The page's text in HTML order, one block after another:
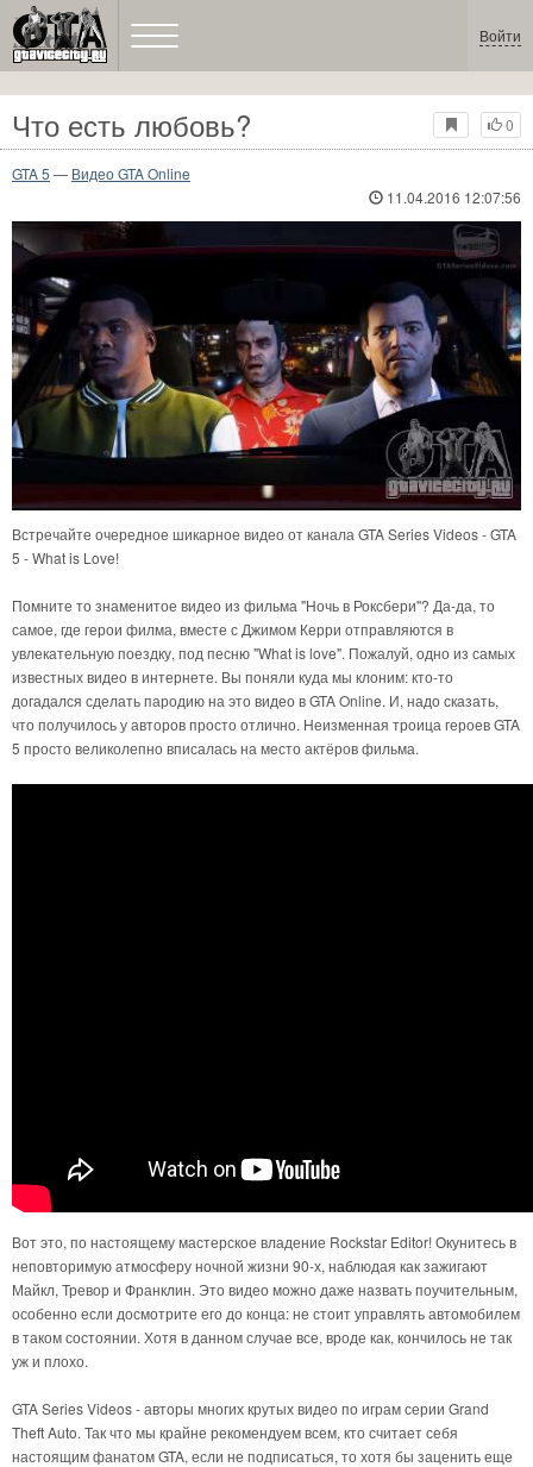
Войти
0
Что есть любовь?
GTA 5 — Видео GTA Online
11.04.2016 12:07:56
Встречайте очередное шикарное видео от канала GTA Series Videos - GTA
5 - What is Love!
Помните то знаменитое видео из фильма "Ночь в Роксбери"? Да-да, то
самое, где герои филма, вместе с Джимом Керри отправляются в
увлекательную поездку, под песню "What is love". Пожалуй, одно из самых
известных видео в интернете. Вы поняли куда мы клоним: кто-то
догадался сделать пародию на это видео в GTA Online. И, надо сказать,
что получилось у авторов просто отлично. Неизменная троица героев GTA
5 просто великолепно вписалась на место актёров фильма.
Вот это, по настоящему мастерское владение Rockstar Editor! Окунитесь в
неповторимую атмосферу ночной жизни 90-х, наблюдая как зажигают
Майкл, Тревор и Франклин. Это видео можно даже назвать поучительным,
особенно если досмотрите его до конца: не стоит управлять автомобилем
в таком состоянии. Хотя в данном случае все, вроде как, кончилось не так
уж и плохо.
GTA Series Videos - авторы многих крутых видео по играм серии Grand
Theft Auto. Так что мы крайне рекомендуем всем, кто считает себя
настоящим фанатом GTA, если не подписаться, то хотя бы заценить еще